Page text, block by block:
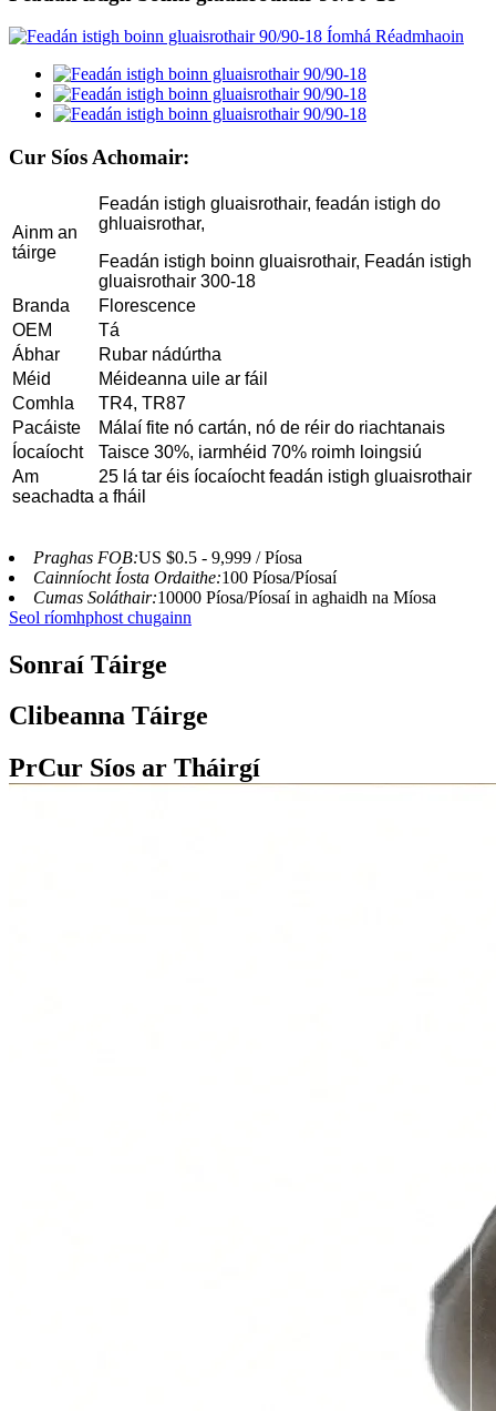
Cur Síos Achomair:
Ainm an
táirge
Feadán istigh gluaisrothair, feadán istigh do
ghluaisrothar,
Feadán istigh boinn gluaisrothair, Feadán istigh
gluaisrothair 300-18
Branda
Florescence
OEM
Tá
Ábhar
Rubar nádúrtha
Méid
Méideanna uile ar fáil
Comhla
TR4, TR87
Pacáiste
Málaí fite nó cartán, nó de réir do riachtanais
Íocaíocht
Taisce 30%, iarmhéid 70% roimh loingsiú
Am
seachadta
25 lá tar éis íocaíocht feadán istigh gluaisrothair
a fháil
Praghas FOB:US $0.5 - 9,999 / Píosa
Cainníocht Íosta Ordaithe:100 Píosa/Píosaí
Cumas Soláthair:10000 Píosa/Píosaí in aghaidh na Míosa
Seol ríomhphost chugainn
Sonraí Táirge
Clibeanna Táirge
PrCur Síos ar Tháirgí